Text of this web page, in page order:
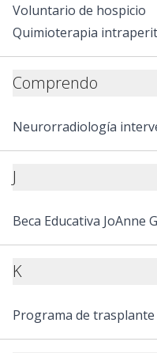
Voluntario de hospicio
Quimioterapia
Comprendo
Neurorradiología
J
Beca Educativa JoAnne
K
Programa de